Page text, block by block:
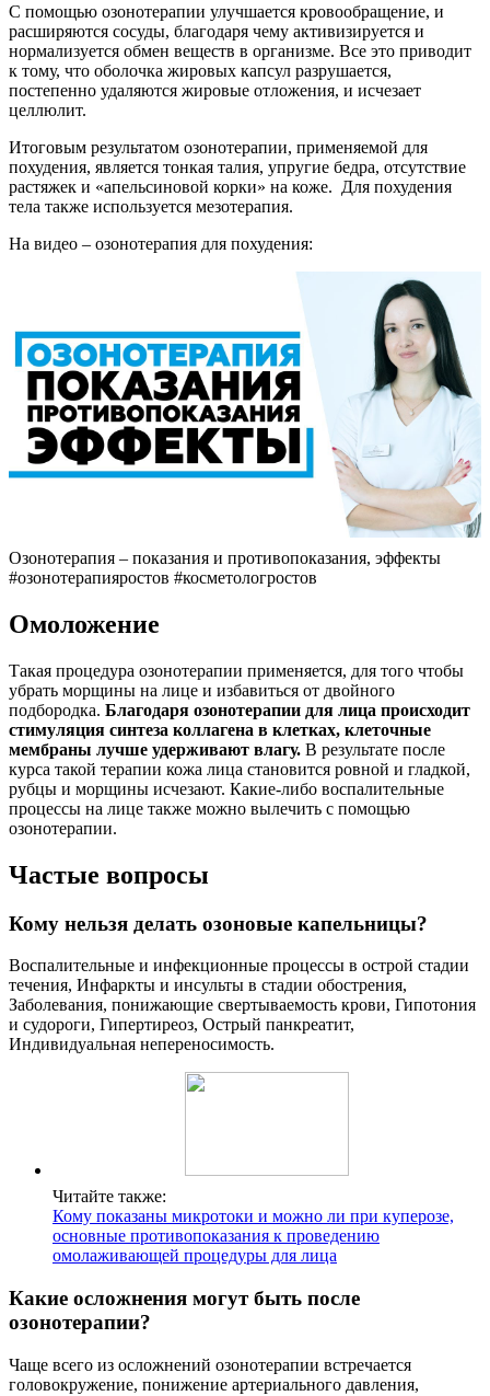
С помощью озонотерапии улучшается кровообращение, и
расширяются сосуды, благодаря чему активизируется и
нормализуется обмен веществ в организме. Все это приводит
к тому, что оболочка жировых капсул разрушается,
постепенно удаляются жировые отложения, и исчезает
целлюлит.
Итоговым результатом озонотерапии, применяемой для
похудения, является тонкая талия, упругие бедра, отсутствие
растяжек и «апельсиновой корки» на коже. Для похудения
тела также используется мезотерапия.
На видео – озонотерапия для похудения:
Озонотерапия – показания и противопоказания, эффекты
#озонотерапияростов #косметологростов
Омоложение
Такая процедура озонотерапии применяется, для того чтобы
убрать морщины на лице и избавиться от двойного
подбородка. Благодаря озонотерапии для лица происходит
стимуляция синтеза коллагена в клетках, клеточные
мембраны лучше удерживают влагу. В результате после
курса такой терапии кожа лица становится ровной и гладкой,
рубцы и морщины исчезают. Какие-либо воспалительные
процессы на лице также можно вылечить с помощью
озонотерапии.
Частые вопросы
Кому нельзя делать озоновые капельницы?
Воспалительные и инфекционные процессы в острой стадии
течения, Инфаркты и инсульты в стадии обострения,
Заболевания, понижающие свертываемость крови, Гипотония
и судороги, Гипертиреоз, Острый панкреатит,
Индивидуальная непереносимость.
Читайте также:
Кому показаны микротоки и можно ли при куперозе,
основные противопоказания к проведению
омолаживающей процедуры для лица
Какие осложнения могут быть после
озонотерапии?
Чаще всего из осложнений озонотерапии встречается
головокружение, понижение артериального давления,